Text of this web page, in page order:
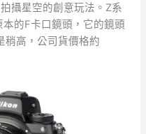
攝星空的創意玩法。Z系
的F卡口鏡頭，它的鏡頭
稍高，公司貨價格約